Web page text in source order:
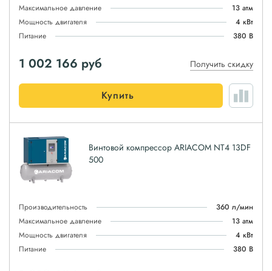
Максимальное давление
13 атм
Мощность двигателя
4 кВт
Питание
380 В
1 002 166 руб Получить скидку
Купить
Винтовой компрессор ARIACOM NT4 13DF
500
Производительность
360 л/мин
Максимальное давление
13 атм
Мощность двигателя
4 кВт
Питание
380 В